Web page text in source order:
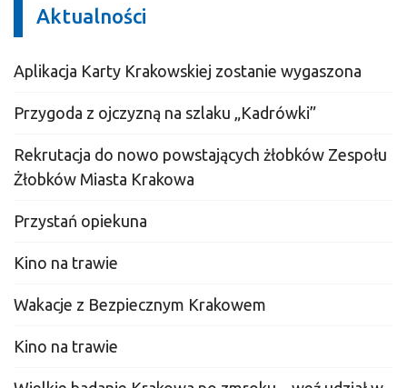
Aktualności
Aplikacja Karty Krakowskiej zostanie wygaszona
Przygoda z ojczyzną na szlaku „Kadrówki”
Rekrutacja do nowo powstających żłobków Zespołu
Żłobków Miasta Krakowa
Przystań opiekuna
Kino na trawie
Wakacje z Bezpiecznym Krakowem
Kino na trawie